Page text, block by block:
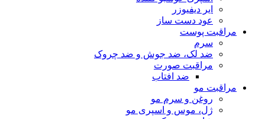
ایر دیفیوزر
عود دست ساز
مراقبت پوست
سرم
ضد لک، ضد جوش و ضد چروک
مراقبت صورت
ضد افتاب
مراقبت مو
روغن و سرم مو
ژل، موس و اسپری مو